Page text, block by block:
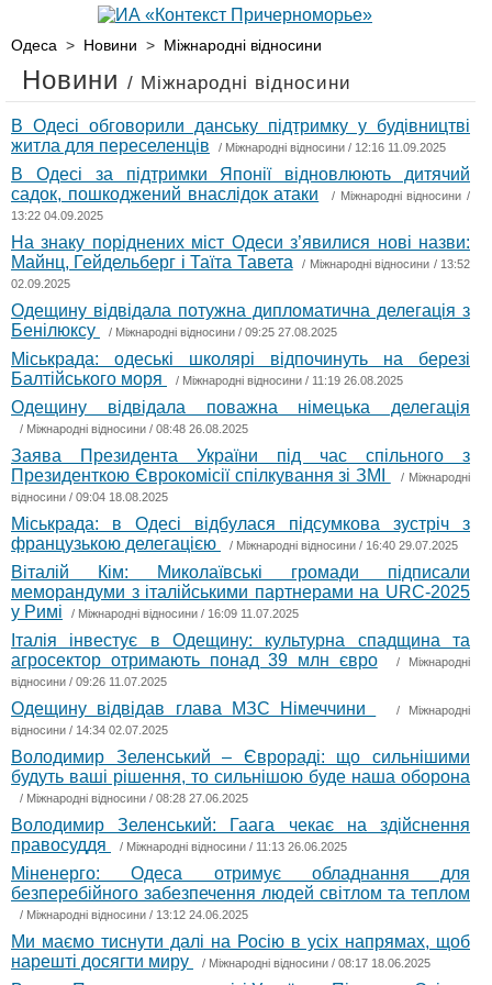
Одеса > Новини > Міжнародні відносини
Новини / Міжнародні відносини
В Одесі обговорили данську підтримку у будівництві
житла для переселенців
/ Міжнародні відносини / 12:16 11.09.2025
В Одесі за підтримки Японії відновлюють дитячий
садок, пошкоджений внаслідок атаки
/ Міжнародні відносини /
13:22 04.09.2025
На знаку поріднених міст Одеси з’явилися нові назви:
Майнц, Гейдельберг і Таїта Тавета
/ Міжнародні відносини / 13:52
02.09.2025
Одещину відвідала потужна дипломатична делегація з
Бенілюксу
/ Міжнародні відносини / 09:25 27.08.2025
Міськрада: одеські школярі відпочинуть на березі
Балтійського моря
/ Міжнародні відносини / 11:19 26.08.2025
Одещину відвідала поважна німецька делегація
/ Міжнародні відносини / 08:48 26.08.2025
Заява Президента України під час спільного з
Президенткою Єврокомісії спілкування зі ЗМІ
/ Міжнародні
відносини / 09:04 18.08.2025
Міськрада: в Одесі відбулася підсумкова зустріч з
французькою делегацією
/ Міжнародні відносини / 16:40 29.07.2025
Віталій Кім: Миколаївські громади підписали
меморандуми з італійськими партнерами на URC-2025
у Римі
/ Міжнародні відносини / 16:09 11.07.2025
Італія інвестує в Одещину: культурна спадщина та
агросектор отримають понад 39 млн євро
/ Міжнародні
відносини / 09:26 11.07.2025
Одещину відвідав глава МЗС Німеччини / Міжнародні
відносини / 14:34 02.07.2025
Володимир Зеленський – Єврораді: що сильнішими
будуть ваші рішення, то сильнішою буде наша оборона
/ Міжнародні відносини / 08:28 27.06.2025
Володимир Зеленський: Гаага чекає на здійснення
правосуддя
/ Міжнародні відносини / 11:13 26.06.2025
Міненерго: Одеса отримує обладнання для
безперебійного забезпечення людей світлом та теплом
/ Міжнародні відносини / 13:12 24.06.2025
Ми маємо тиснути далі на Росію в усіх напрямах, щоб
нарешті досягти миру
/ Міжнародні відносини / 08:17 18.06.2025